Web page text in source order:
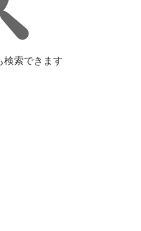
索できます